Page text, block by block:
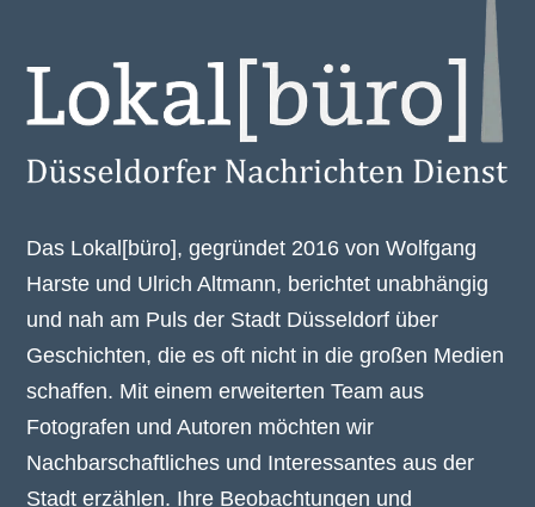
Das Lokal[büro], gegründet 2016 von Wolfgang
Harste und Ulrich Altmann, berichtet unabhängig
und nah am Puls der Stadt Düsseldorf über
Geschichten, die es oft nicht in die großen Medien
schaffen. Mit einem erweiterten Team aus
Fotografen und Autoren möchten wir
Nachbarschaftliches und Interessantes aus der
Stadt erzählen. Ihre Beobachtungen und